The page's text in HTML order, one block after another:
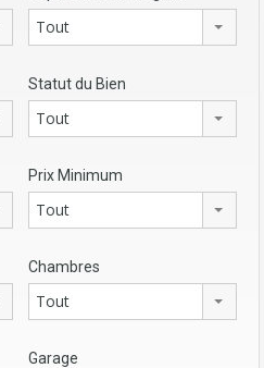
Tout
Statut du Bien
Tout
Prix Minimum
Tout
Chambres
Tout
Garage